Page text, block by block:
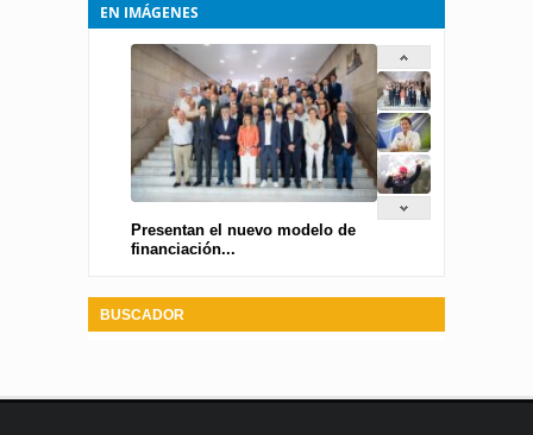
EN IMÁGENES
Presentan el nuevo modelo de
financiación...
BUSCADOR